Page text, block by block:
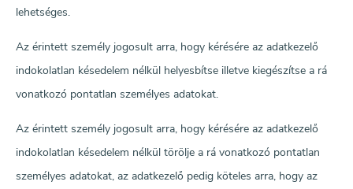
lehetséges.
Az érintett személy jogosult arra, hogy kérésére az adatkezelő
indokolatlan késedelem nélkül helyesbítse illetve kiegészítse a rá
vonatkozó pontatlan személyes adatokat.
Az érintett személy jogosult arra, hogy kérésére az adatkezelő
indokolatlan késedelem nélkül törölje a rá vonatkozó pontatlan
személyes adatokat, az adatkezelő pedig köteles arra, hogy az